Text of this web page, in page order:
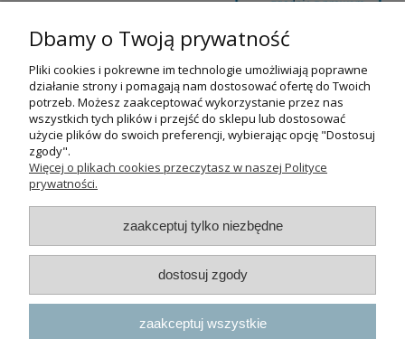
Widzew).
Godziny otwarcia:
pn-pt 9:00-17:00
+48 530 230 483
psokoty@psokoty.pl
Sklep internetowy Shoper.pl
Dbamy o Twoją prywatność
Pliki cookies i pokrewne im technologie umożliwiają poprawne
działanie strony i pomagają nam dostosować ofertę do Twoich
potrzeb. Możesz zaakceptować wykorzystanie przez nas
wszystkich tych plików i przejść do sklepu lub dostosować
użycie plików do swoich preferencji, wybierając opcję "Dostosuj
zgody".
Więcej o plikach cookies przeczytasz w naszej Polityce
prywatności.
zaakceptuj tylko niezbędne
dostosuj zgody
zaakceptuj wszystkie